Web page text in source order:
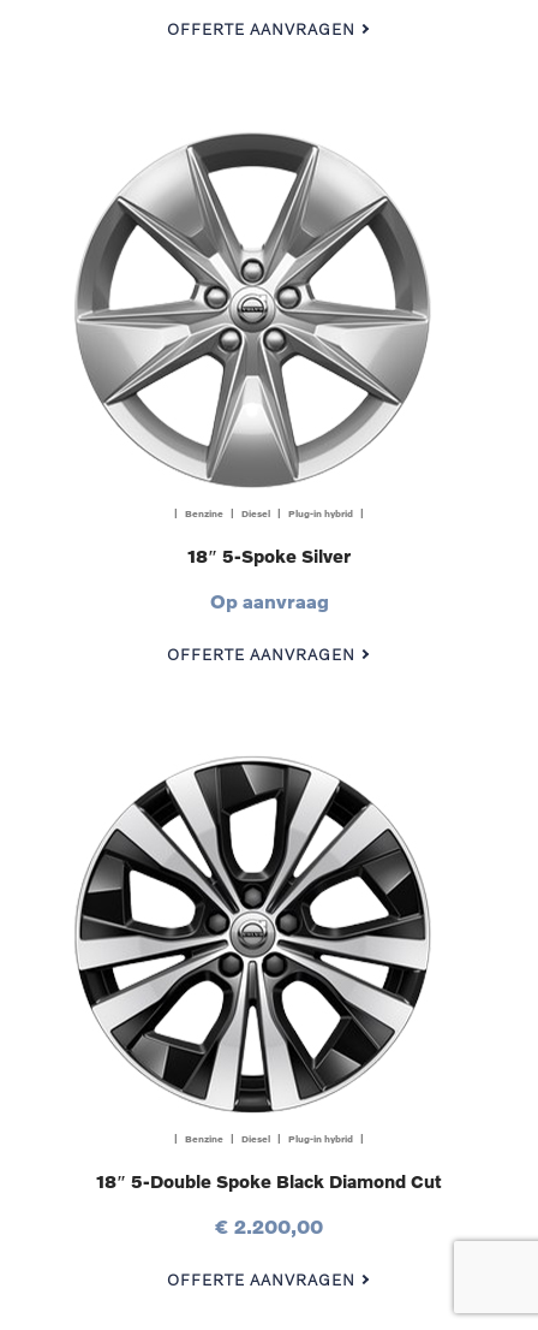
OFFERTE AANVRAGEN
| Benzine | Diesel | Plug-in hybrid |
18″ 5-Spoke Silver
Op aanvraag
OFFERTE AANVRAGEN
| Benzine | Diesel | Plug-in hybrid |
18″ 5-Double Spoke Black Diamond Cut
€ 2.200,00
OFFERTE AANVRAGEN